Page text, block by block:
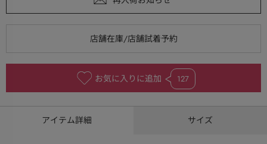
お気に入りに追加 127
アイテム詳細 サイズ